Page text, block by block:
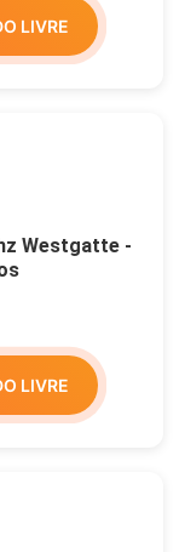
LIVRE
Westgatte -
LIVRE